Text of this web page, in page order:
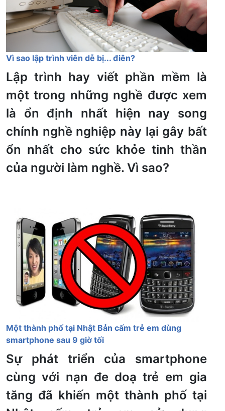
Vì sao lập trình viên dễ bị... điên?
Lập trình hay viết phần mềm là
một trong những nghề được xem
là ổn định nhất hiện nay song
chính nghề nghiệp này lại gây bất
ổn nhất cho sức khỏe tinh thần
của người làm nghề. Vì sao?
Một thành phố tại Nhật Bản cấm trẻ em dùng
smartphone sau 9 giờ tối
Sự phát triển của smartphone
cùng với nạn đe doạ trẻ em gia
tăng đã khiến một thành phố tại